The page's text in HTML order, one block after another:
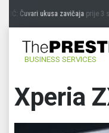
Čuvari ukusa zavičajaprije 3
BUSINESS SERVICES
Xperia